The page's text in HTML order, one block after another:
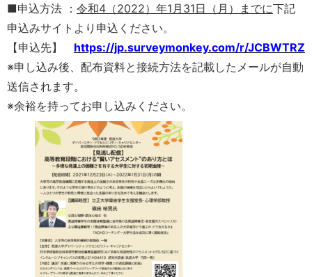
■申込方法 ： 令和4（2022）年1月31日（月）までに下記
申込みサイトより申込ください。
【申込先】 https://jp.surveymonkey.com/r/JCBWTRZ
※申し込み後、配布資料と接続方法を記載したメールが自動
送信されます。
※余裕を持ってお申し込みください。